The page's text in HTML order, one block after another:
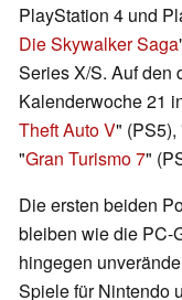
PlayStation 4 und
Die Skywalker Saga
Series X/S. Auf den
Kalenderwoche 21
Theft Auto V" (PS5),
"Gran Turismo 7"
Die ersten beiden
bleiben wie die PC-
hingegen
Spiele für Nintendo